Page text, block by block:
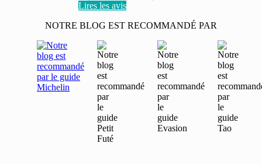
Lires les avis
NOTRE BLOG EST RECOMMANDÉ PAR